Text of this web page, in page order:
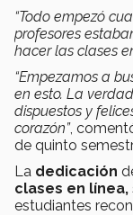
“Todo empezó
profesores
hacer las clases
“Empezamos a
en esto. La
dispuestos y
corazón”,
de quinto
La dedicación
clases en línea,
estudiantes